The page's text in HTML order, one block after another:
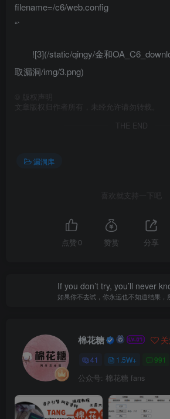
filename=/c6/web.config
“`
![3](/static/qingy/金和
取漏洞/img/3.png)
版权声明
文章版权归作者所有，未经允许请勿转载。
THE END
漏洞库
喜欢就支持一下吧
点赞 0 赞赏 分享
If you don’t try, you’ll never
如果你不去试，你永远也不知道结果，
棉花糖
41 1.5W+ 991
公众号: 棉花糖 fans